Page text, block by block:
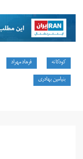
کودکانه فرهاد مهراد
بنیامین بهادری